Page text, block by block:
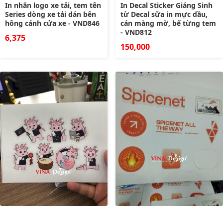
In nhãn logo xe tải, tem tên
Series dòng xe tải dán bên
hông cánh cửa xe - VND846
6,375
In Decal Sticker Giáng Sinh
từ Decal sữa in mực dầu,
cán màng mờ, bế từng tem
- VND812
150,000